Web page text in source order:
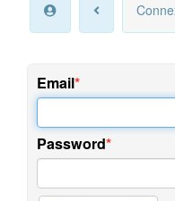
compte
préférences
Email
Password